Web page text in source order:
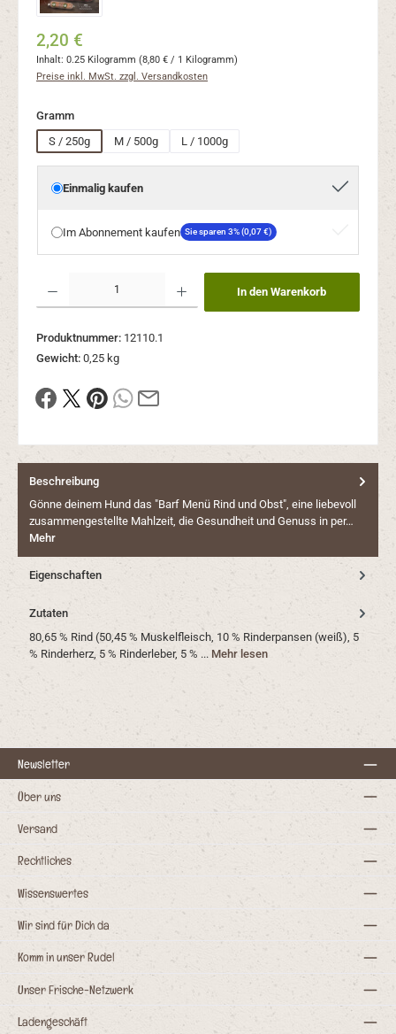
2,20 €
Inhalt: 0.25 Kilogramm (8,80 € / 1 Kilogramm)
Preise inkl. MwSt. zzgl. Versandkosten
Grammauswählen
S / 250g
M / 500g L / 1000g
Einmalig kaufen
Im Abonnement kaufen Sie sparen 3% (0,07 €)
Produkt Anzahl: Gib den gewünschten Wert ein oder benutze die Schaltflächen um die
In den Warenkorb
Produktnummer: 12110.1
Gewicht: 0,25 kg
Beschreibung
Gönne deinem Hund das "Barf Menü Rind und Obst", eine liebevoll
zusammengestellte Mahlzeit, die Gesundheit und Genuss in per…
Mehr
Eigenschaften
Zutaten
80,65 % Rind (50,45 % Muskelfleisch, 10 % Rinderpansen (weiß), 5
% Rinderherz, 5 % Rinderleber, 5 % ... Mehr lesen
Newsletter
Über uns
Versand
Rechtliches
Wissenswertes
Wir sind für Dich da
Komm in unser Rudel
Unser Frische-Netzwerk
Ladengeschäft